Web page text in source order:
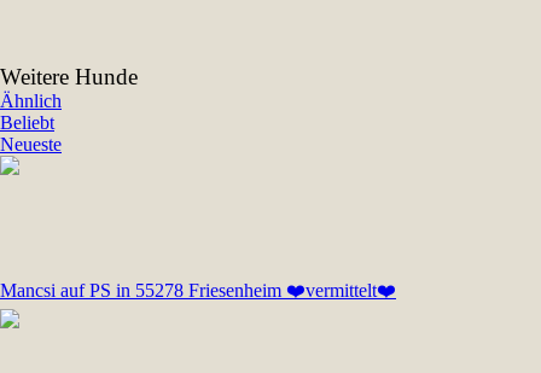
Weitere Hunde
Ähnlich
Beliebt
Neueste
Mancsi auf PS in 55278 Friesenheim ❤️vermittelt❤️